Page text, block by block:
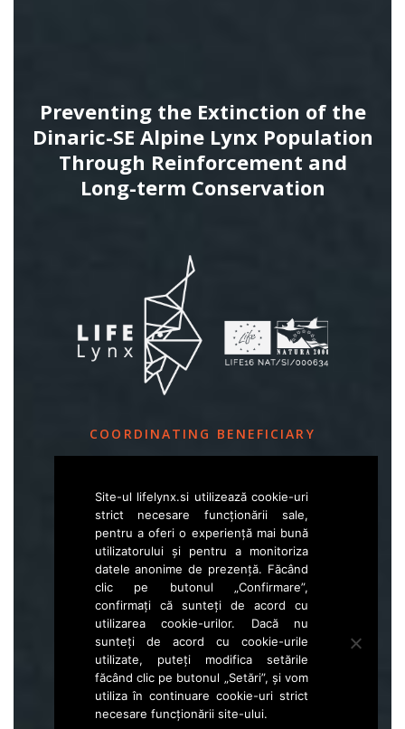
Preventing the Extinction of the
Dinaric-SE Alpine Lynx Population
Through Reinforcement and
Long-term Conservation
COORDINATING BENEFICIARY
Slovenia Forest Service
Večna pot 2, SI – 1000 Ljubljana
Elife.lynx.eu@gmail.com
Wwww.zgs.si
Sitemap
Site-ul lifelynx.si utilizează cookie-uri
strict necesare funcționării sale,
pentru a oferi o experiență mai bună
utilizatorului și pentru a monitoriza
datele anonime de prezență. Făcând
clic pe butonul „Confirmare”,
confirmați că sunteți de acord cu
utilizarea cookie-urilor. Dacă nu
sunteți de acord cu cookie-urile
utilizate, puteți modifica setările
făcând clic pe butonul „Setări”, și vom
utiliza în continuare cookie-uri strict
necesare funcționării site-ului.